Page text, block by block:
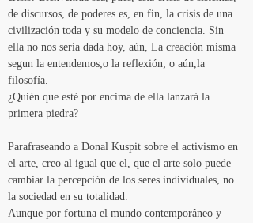
de discursos, de poderes es, en fin, la crisis de una
civilización toda y su modelo de conciencia. Sin
ella no nos sería dada hoy, aún, La creación misma
segun la entendemos;o la reflexión; o aún,la
filosofía.
¿Quién que esté por encima de ella lanzará la
primera piedra?
Parafraseando a Donal Kuspit sobre el activismo en
el arte, creo al igual que el, que el arte solo puede
cambiar la percepción de los seres individuales, no
la sociedad en su totalidad.
Aunque por fortuna el mundo contemporâneo y